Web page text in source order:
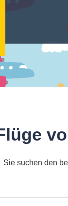
Sie suchen den